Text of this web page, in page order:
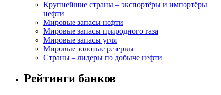
Крупнейшие страны – экспортёры и импортёры
нефти
Мировые запасы нефти
Мировые запасы природного газа
Мировые запасы угля
Мировые золотые резервы
Страны – лидеры по добыче нефти
Рейтинги банков